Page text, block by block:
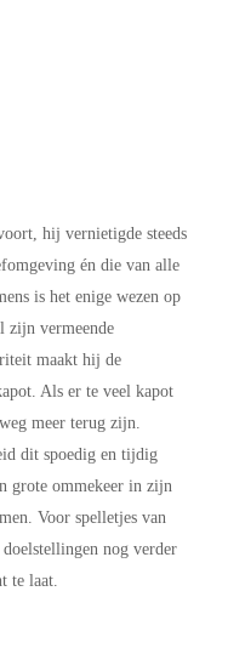
hij vernietigde steeds
én die van alle
is het enige wezen op
zijn vermeende
maakt hij de
Als er te veel kapot
meer terug zijn.
dit spoedig en tijdig
grote ommekeer in zijn
Voor spelletjes van
nog verder
te laat.